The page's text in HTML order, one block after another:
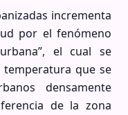
incrementa
por el fenómeno
el cual se
temperatura que se
densamente
de la zona